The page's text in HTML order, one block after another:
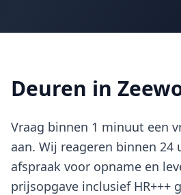
Deuren in
Vraag binnen 1 minuut een
aan. Wij reageren binnen 24
afspraak voor opname en
prijsopgave inclusief HR+++